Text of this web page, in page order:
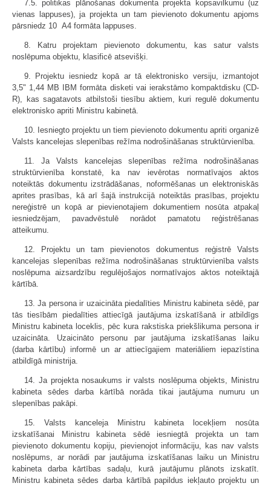
7.5. politikas plānošanas dokumenta projekta kopsavilkumu (uz
vienas lappuses), ja projekta un tam pievienoto dokumentu apjoms
pārsniedz 10 A4 formāta lappuses.
8. Katru projektam pievienoto dokumentu, kas satur valsts
noslēpuma objektu, klasificē atsevišķi.
9. Projektu iesniedz kopā ar tā elektronisko versiju, izmantojot
3,5" 1,44 MB IBM formāta disketi vai ierakstāmo kompaktdisku (CD-
R), kas sagatavots atbilstoši tiesību aktiem, kuri regulē dokumentu
elektronisko apriti Ministru kabinetā.
10. Iesniegto projektu un tiem pievienoto dokumentu apriti organizē
Valsts kancelejas slepenības režīma nodrošināšanas struktūrvienība.
11. Ja Valsts kancelejas slepenības režīma nodrošināšanas
struktūrvienība konstatē, ka nav ievērotas normatīvajos aktos
noteiktās dokumentu izstrādāšanas, noformēšanas un elektroniskās
aprites prasības, kā arī šajā instrukcijā noteiktās prasības, projektu
nereģistrē un kopā ar pievienotajiem dokumentiem nosūta atpakaļ
iesniedzējam, pavadvēstulē norādot pamatotu reģistrēšanas
atteikumu.
12. Projektu un tam pievienotos dokumentus reģistrē Valsts
kancelejas slepenības režīma nodrošināšanas struktūrvienība valsts
noslēpuma aizsardzību regulējošajos normatīvajos aktos noteiktajā
kārtībā.
13. Ja persona ir uzaicināta piedalīties Ministru kabineta sēdē, par
tās tiesībām piedalīties attiecīgā jautājuma izskatīšanā ir atbildīgs
Ministru kabineta loceklis, pēc kura rakstiska priekšlikuma persona ir
uzaicināta. Uzaicināto personu par jautājuma izskatīšanas laiku
(darba kārtību) informē un ar attiecīgajiem materiāliem iepazīstina
atbildīgā ministrija.
14. Ja projekta nosaukums ir valsts noslēpuma objekts, Ministru
kabineta sēdes darba kārtībā norāda tikai jautājuma numuru un
slepenības pakāpi.
15. Valsts kanceleja Ministru kabineta locekļiem nosūta
izskatīšanai Ministru kabineta sēdē iesniegtā projekta un tam
pievienoto dokumentu kopiju, pievienojot informāciju, kas nav valsts
noslēpums, ar norādi par jautājuma izskatīšanas laiku un Ministru
kabineta darba kārtības sadaļu, kurā jautājumu plānots izskatīt.
Ministru kabineta sēdes darba kārtībā papildus iekļauto projektu un